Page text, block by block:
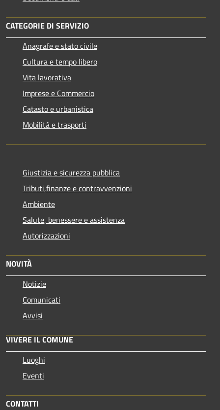
CATEGORIE DI SERVIZIO
Anagrafe e stato civile
Cultura e tempo libero
Vita lavorativa
Imprese e Commercio
Catasto e urbanistica
Mobilità e trasporti
Giustizia e sicurezza pubblica
Tributi,finanze e contravvenzioni
Ambiente
Salute, benessere e assistenza
Autorizzazioni
NOVITÀ
Notizie
Comunicati
Avvisi
VIVERE IL COMUNE
Luoghi
Eventi
CONTATTI